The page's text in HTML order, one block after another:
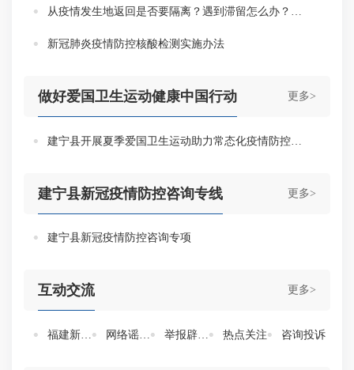
新冠肺炎疫情防控核酸检测实施办法
更多>
做好爱国卫生运动健康中国行动
更多>
建宁县新冠疫情防控咨询专线
建宁县新冠疫情防控咨询专项
更多>
互动交流
福建新冠肺炎疫情防控诉求与建议通道福建新冠肺炎疫情防控诉求与建议通道 网络谣言曝光台 举报辟谣平台 热点关注 咨询投诉